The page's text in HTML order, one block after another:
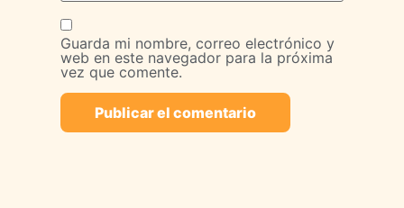
Guarda mi nombre, correo electrónico y
web en este navegador para la próxima
vez que comente.